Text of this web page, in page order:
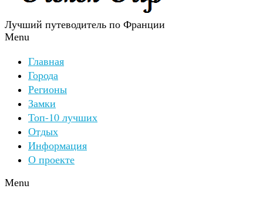
Лучший путеводитель по Франции
Menu
Главная
Города
Регионы
Замки
Топ-10 лучших
Отдых
Информация
О проекте
Menu